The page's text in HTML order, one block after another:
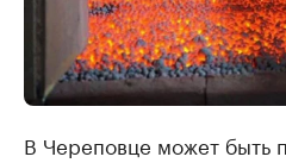
В Череповце может быть